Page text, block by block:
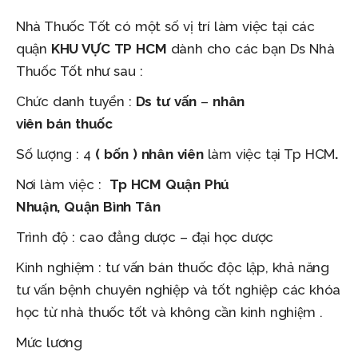
Nhà Thuốc Tốt có một số vị trí làm việc tại các
quận KHU VỰC TP HCM dành cho các bạn Ds Nhà
Thuốc Tốt như sau :
Chức danh tuyển : Ds tư vấn – nhân
viên bán thuốc
Số lượng : 4 ( bốn) nhân viênlàm việc tại Tp HCM.
Nơi làm việc : TpHCM Quận Phú
Nhuận, Quận Bình Tân
Trình độ : cao đẳng dược – đại học dược
Kinh nghiệm : tư vấn bán thuốc độc lập, khả năng
tư vấn bệnh chuyên nghiệp và tốt nghiệp các khóa
học từ nhà thuốc tốt và không cần kinh nghiệm .
Mức lương